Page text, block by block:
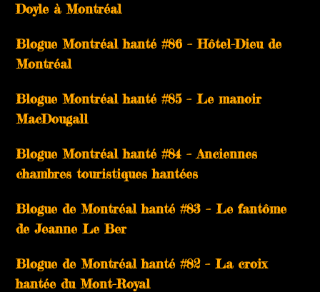
Doyle à Montréal
Blogue Montréal hanté #86 – Hôtel-Dieu de
Montréal
Blogue Montréal hanté #85 – Le manoir
MacDougall
Blogue Montréal hanté #84 – Anciennes
chambres touristiques hantées
Blogue de Montréal hanté #83 – Le fantôme
de Jeanne Le Ber
Blogue de Montréal hanté #82 – La croix
hantée du Mont-Royal